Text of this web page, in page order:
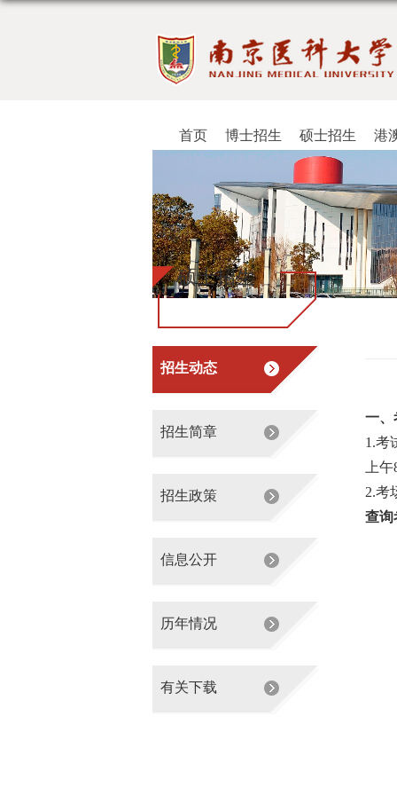
首页 博士招生 硕士招生 港
硕士招生
招生动态
招生简章
招生政策
信息公开
历年情况
有关下载
一、
1.考
上午
2.考
查询